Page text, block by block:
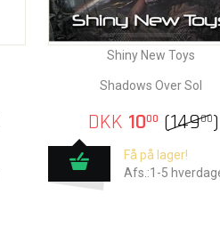
Shiny New Toys
Shadows Over Sol
DKK 1000 (14900)
Få på lager!
Afs.:1-5